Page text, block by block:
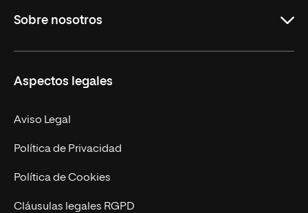
Másteres Oficiales
Doctorados
Experto Universitario
Postgrados
Cursos Universitarios
Sobre nosotros
Facultades
Nuestro Equipo
Trabaja en UNIR
Actualidad
UNIR Revista
Aspectos legales
Aviso Legal
Política de Privacidad
Política de Cookies
Cláusulas legales RGPD